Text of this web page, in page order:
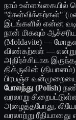
நாம் உள்ளங்கையில்
"கேள்விக்கற்கள்"
இடங்களில் என்ன
நான் மிகவும்
(Moldavite) —
விண்கற்கள் — என்று
அதிர்ச்சியாக
திக்ருவின்
பிரபஞ்ச
போலந்து (Polish)
வரலாறு
அழைத்தபோது,
வரலாற்று